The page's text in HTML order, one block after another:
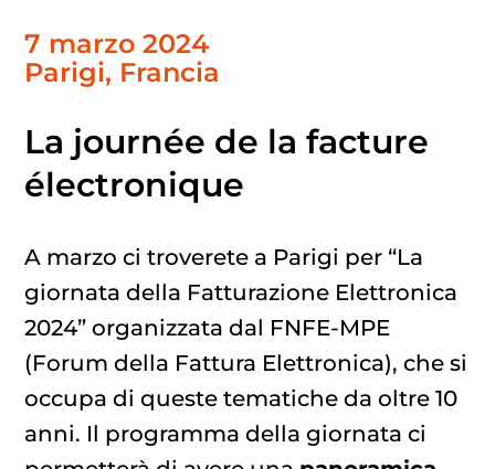
7 marzo 2024
Parigi, Francia
La journée de la facture
électronique
A marzo ci troverete a Parigi per “La
giornata della Fatturazione Elettronica
2024” organizzata dal FNFE-MPE
(Forum della Fattura Elettronica), che si
occupa di queste tematiche da oltre 10
anni. Il programma della giornata ci